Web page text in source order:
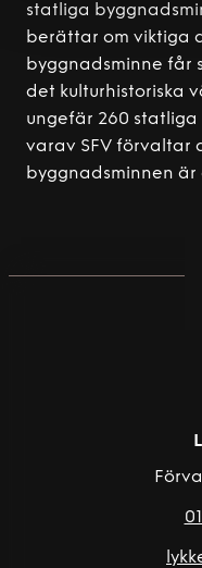
statliga
berättar om viktiga
byggnadsminne får
det kulturhistoriska
ungefär 260 statliga
varav SFV förvaltar
byggnadsminnen är